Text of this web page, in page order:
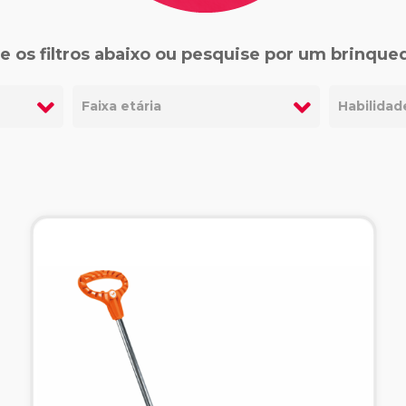
os filtros abaixo ou pesquise por um